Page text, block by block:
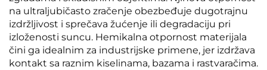
na ultraljubičasto zračenje obezbeđuje dugotrajnu
izdržljivost i sprečava žućenje ili degradaciju pri
izloženosti suncu. Hemikalna otpornost materijala
čini ga idealnim za industrijske primene, jer izdržava
kontakt sa raznim kiselinama, bazama i rastvaračima.